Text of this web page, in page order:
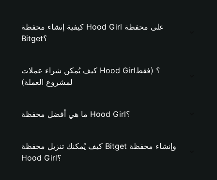
كيفية إنشاء محفظة Hood Girl على محفظة
Bitget؟
كيف يُمكن شراء عملات Hood Girl؟ (فقط
لمشروع العملة)
ما هي أفضل محفظة Hood Girl؟
كيف يُمكنك تنزيل محفظة Bitget وإنشاء محفظة
Hood Girl؟